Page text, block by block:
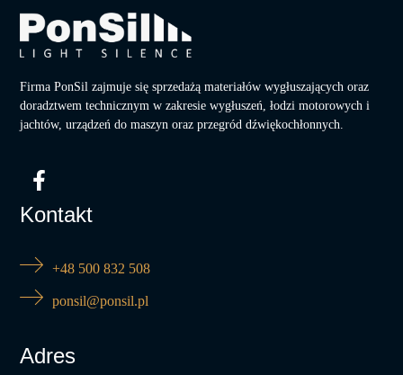
Firma PonSil zajmuje się sprzedażą materiałów wygłuszających oraz
doradztwem technicznym w zakresie wygłuszeń, łodzi motorowych i
jachtów, urządzeń do maszyn oraz przegród dźwiękochłonnych.
Kontakt
+48 500 832 508
ponsil@ponsil.pl
Adres